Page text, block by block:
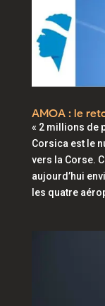
AMOA : le
« 2 millions de
Corsica est le
vers la Corse.
aujourd’hui
les quatre